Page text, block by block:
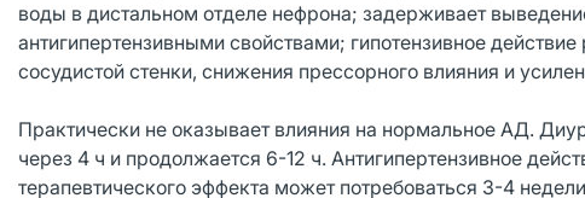
воды в дистальном отделе нефрона; задерживает
антигипертензивными свойствами; гипотензивное
сосудистой стенки, снижения прессорного влияния и
Практически не оказывает влияния на нормальное АД.
через 4 ч и продолжается 6-12 ч. Антигипертензивное
терапевтического эффекта может потребоваться 3-4